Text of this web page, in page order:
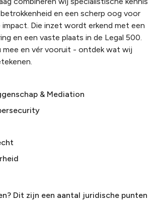
en een scherp oog voor
impact. Die inzet wordt erkend met een
en een vaste plaats in de Legal 500.
mee en vér vooruit - ontdek wat wij
& Mediation
Dit zijn een aantal juridische punten